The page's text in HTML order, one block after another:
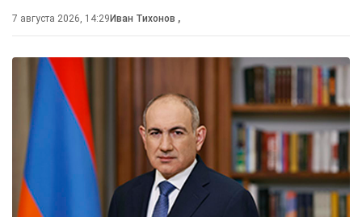
7 августа 2026, 14:29Иван Тихонов ,